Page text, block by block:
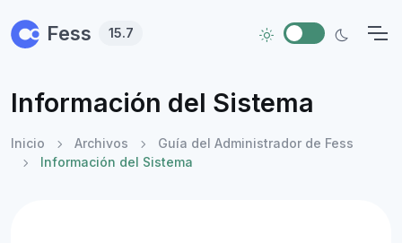
Fess 15.7
Información del Sistema
Inicio Archivos
Guía del Administrador de Fess
Información del Sistema